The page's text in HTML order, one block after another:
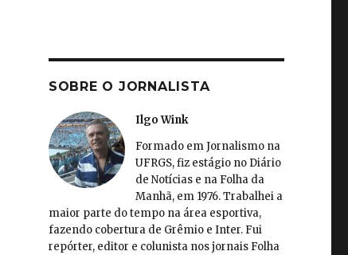
SOBRE O JORNALISTA
Ilgo Wink
Formado em Jornalismo na
UFRGS, fiz estágio no Diário
de Notícias e na Folha da
Manhã, em 1976. Trabalhei a
maior parte do tempo na área esportiva,
fazendo cobertura de Grêmio e Inter. Fui
repórter, editor e colunista nos jornais Folha